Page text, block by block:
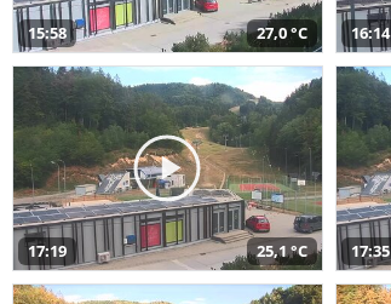
15:58 27,0 °C 16:14
17:19 25,1 °C 17:35